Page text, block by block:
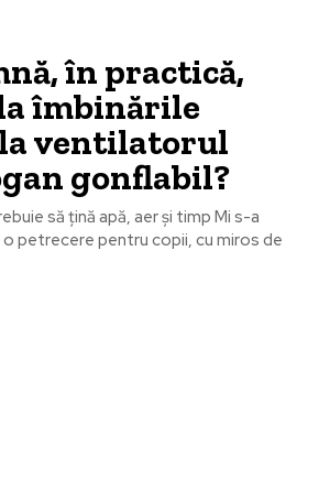
în practică,
îmbinările
ventilatorul
gonflabil?
să țină apă, aer și timp Mi s-a
o petrecere pentru copii, cu miros de